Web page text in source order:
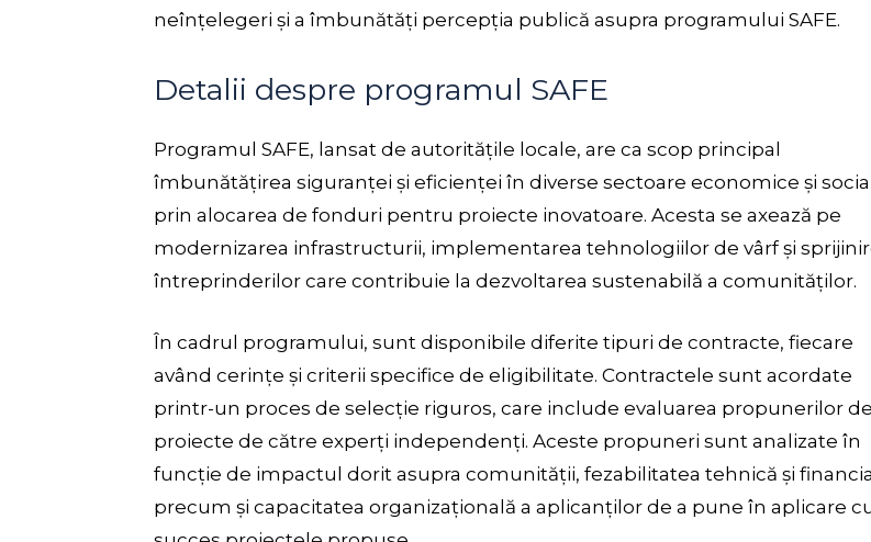
neînțelegeri și a îmbunătăți percepția publică asupra programului SAFE.
Detalii despre programul SAFE
Programul SAFE, lansat de autoritățile locale, are ca scop principal
îmbunătățirea siguranței și eficienței în diverse sectoare economice și
prin alocarea de fonduri pentru proiecte inovatoare. Acesta se axează pe
modernizarea infrastructurii, implementarea tehnologiilor de vârf și
întreprinderilor care contribuie la dezvoltarea sustenabilă a comunităților.
În cadrul programului, sunt disponibile diferite tipuri de contracte, fiecare
având cerințe și criterii specifice de eligibilitate. Contractele sunt acordate
printr-un proces de selecție riguros, care include evaluarea propunerilor de
proiecte de către experți independenți. Aceste propuneri sunt analizate în
funcție de impactul dorit asupra comunității, fezabilitatea tehnică și
precum și capacitatea organizațională a aplicanților de a pune în aplicare